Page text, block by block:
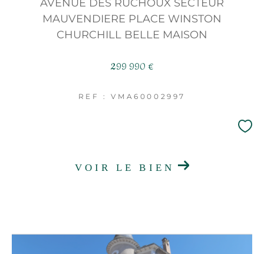
AVENUE DES RUCHOUX SECTEUR
MAUVENDIERE PLACE WINSTON
CHURCHILL BELLE MAISON
299 990 €
REF : VMA60002997
VOIR LE BIEN